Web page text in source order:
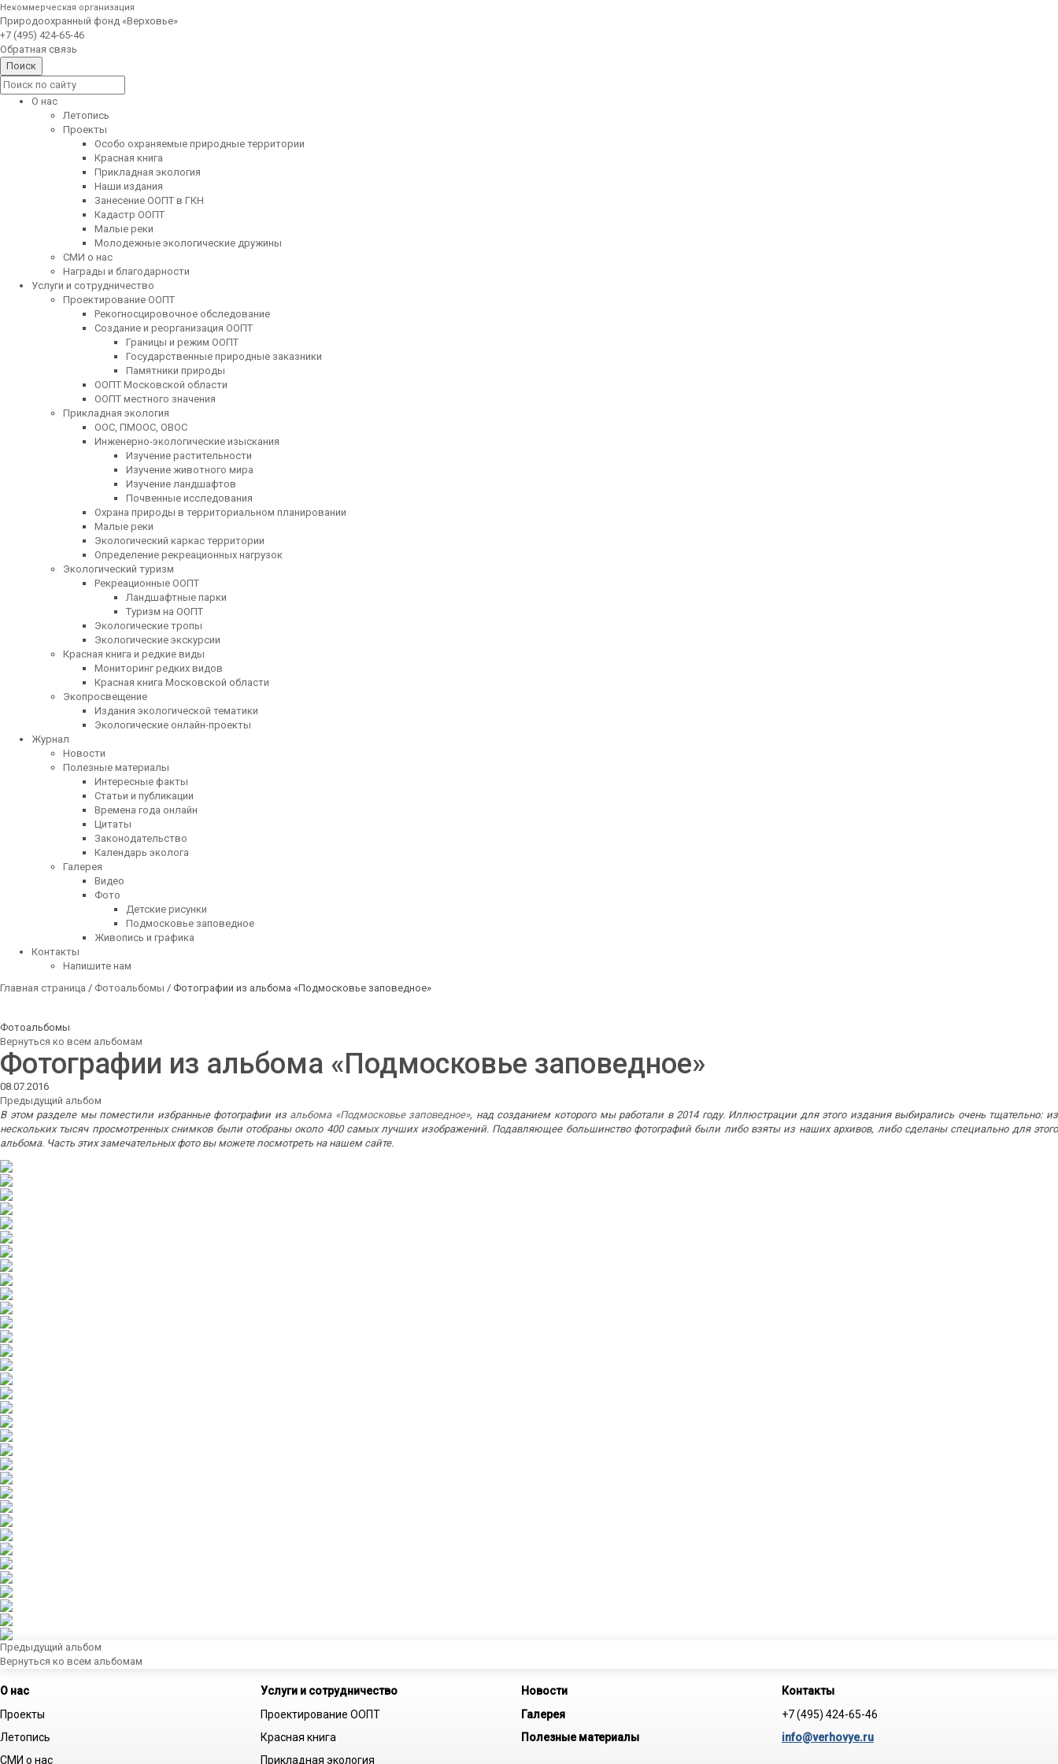
Некоммерческая организация
Природоохранный фонд «Верховье»
+7 (495) 424-65-46
Обратная связь
О нас
Летопись
Проекты
Особо охраняемые природные территории
Красная книга
Прикладная экология
Наши издания
Занесение ООПТ в ГКН
Кадастр ООПТ
Малые реки
Молодежные экологические дружины
СМИ о нас
Награды и благодарности
Услуги и сотрудничество
Проектирование ООПТ
Рекогносцировочное обследование
Создание и реорганизация ООПТ
Границы и режим ООПТ
Государственные природные заказники
Памятники природы
ООПТ Московской области
ООПТ местного значения
Прикладная экология
ООС, ПМООС, ОВОС
Инженерно-экологические изыскания
Изучение растительности
Изучение животного мира
Изучение ландшафтов
Почвенные исследования
Охрана природы в территориальном планировании
Малые реки
Экологический каркас территории
Определение рекреационных нагрузок
Экологический туризм
Рекреационные ООПТ
Ландшафтные парки
Туризм на ООПТ
Экологические тропы
Экологические экскурсии
Красная книга и редкие виды
Мониторинг редких видов
Красная книга Московской области
Экопросвещение
Издания экологической тематики
Экологические онлайн-проекты
Журнал
Новости
Полезные материалы
Интересные факты
Статьи и публикации
Времена года онлайн
Цитаты
Законодательство
Календарь эколога
Галерея
Видео
Фото
Детские рисунки
Подмосковье заповедное
Живопись и графика
Контакты
Напишите нам
Главная страница / Фотоальбомы / Фотографии из альбома «Подмосковье заповедное»
Фотоальбомы
Вернуться ко всем альбомам
Фотографии из альбома «Подмосковье заповедное»
08.07.2016
Предыдущий альбом
В этом разделе мы поместили избранные фотографии из альбома «Подмосковье заповедное», над созданием которого мы работали в 2014 году. Иллюстрации для этого издания выбирались очень тщательно: из
нескольких тысяч просмотренных снимков были отобраны около 400 самых лучших изображений. Подавляющее большинство фотографий были либо взяты из наших архивов, либо сделаны специально для этого
альбома. Часть этих замечательных фото вы можете посмотреть на нашем сайте.
Предыдущий альбом
Вернуться ко всем альбомам
О нас
Проекты
Летопись
СМИ о нас
Услуги и сотрудничество
Проектирование ООПТ
Красная книга
Прикладная экология
Новости
Галерея
Полезные материалы
Контакты
+7 (495) 424-65-46
info@verhovye.ru